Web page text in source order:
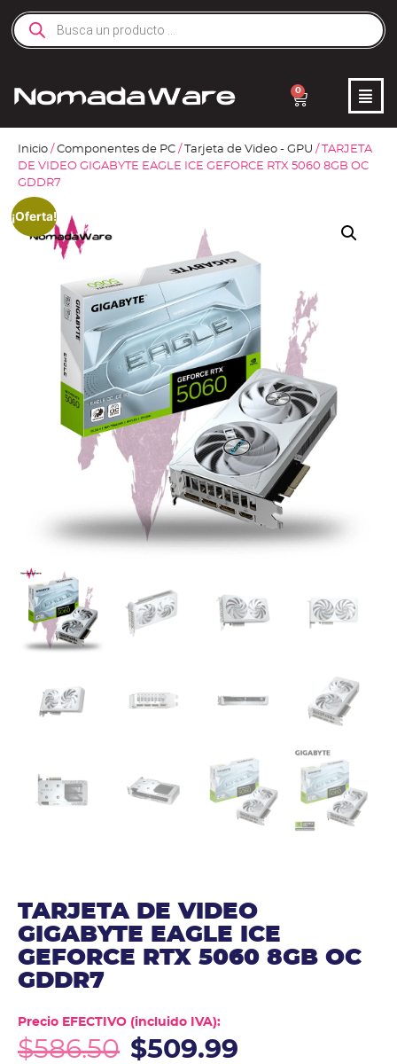
0
Inicio / Componentes de PC / Tarjeta de Video - GPU / TARJETA
DE VIDEO GIGABYTE EAGLE ICE GEFORCE RTX 5060 8GB OC
GDDR7
¡Oferta!
TARJETA DE VIDEO
GIGABYTE EAGLE ICE
GEFORCE RTX 5060 8GB OC
GDDR7
Precio EFECTIVO (incluido IVA):
$586.50 $509.99